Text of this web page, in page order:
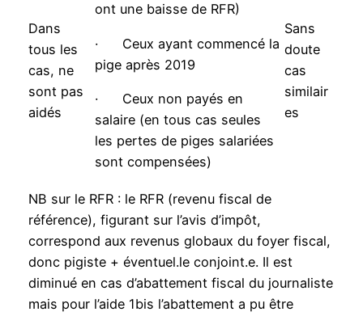
Dans
tous les
cas, ne
sont pas
aidés
ont une baisse de RFR)
· Ceux ayant commencé la
pige après 2019
· Ceux non payés en
salaire (en tous cas seules
les pertes de piges salariées
sont compensées)
Sans
doute
cas
similair
es
NB sur le RFR : le RFR (revenu fiscal de
référence), figurant sur l’avis d’impôt,
correspond aux revenus globaux du foyer fiscal,
donc pigiste + éventuel.le conjoint.e. Il est
diminué en cas d’abattement fiscal du journaliste
mais pour l’aide 1bis l’abattement a pu être